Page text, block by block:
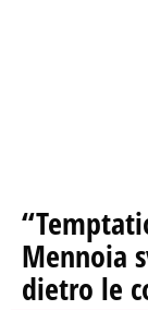
Mennoia
dietro le